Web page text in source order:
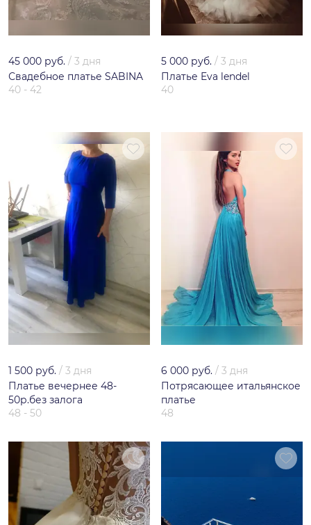
45 000 руб. / 3 дня
Свадебное платье SABINA
40 - 42
5 000 руб. / 3 дня
Платье Eva lendel
40
1 500 руб. / 3 дня
Платье вечернее 48-
50р.без залога
48 - 50
6 000 руб. / 3 дня
Потрясающее итальянское
платье
48